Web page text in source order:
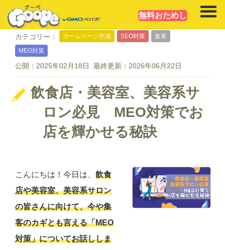
無料おためし
カテゴリー： ホームページ作成 SEO対策 集客
MEO対策
公開： 2025年02月18日 最終更新： 2026年06月22日
飲食店・美容室、美容系サ
ロン必見 MEO対策でお
店を輝かせる秘訣
こんにちは！今日は、 飲食
店や美容室、美容系サロン
の皆さんに向けて、今や集
客のカギとも言える「MEO
対策」についてお話ししま